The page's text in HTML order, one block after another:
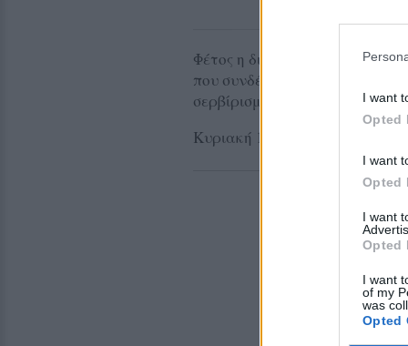
I want
Opted
I want
Opted
I want
Opted
I want
of my
was
Opted
Φέτος η διοργάνωση
που συνδέει το κρασί με
σερβίρισμα θα
Κυριακή 14.06.2026 στο Φάρο,